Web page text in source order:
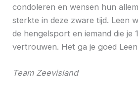
condoleren en wensen hun
sterkte in deze zware tijd. Leen
de hengelsport en iemand die je
vertrouwen. Het ga je goed
Team Zeevisland